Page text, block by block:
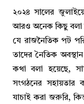
২০২৪ সালের
আরও অনেক কিছু বলা
যে রাজনৈতিক পট
তাদের নৈতিক অবস্থান
কথা বলা হয়েছে,
সংগঠনের সহায়তার
যাচাই করা জরুরি,